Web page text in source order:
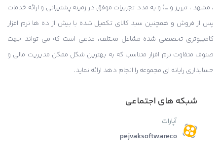
، مشهد ، تبریز و …) و به مدد تجربیات موفق در زمینه پشتیبانی و ارائه خدمات
پس از فروش و همچنین سبد کالای تکمیل شده با بیش از ده ها نرم افزار
کامپیوتری تخصصی شده مشاغل مختلف، مدعی است که می تواند جهت
صنوف متفاوت نرم افزار متناسب که به بهترین شکل ممکن مدیریت مالی و
حسابداری رایانه ای مجموعه را انجام دهد ارائه نماید.
شبکه های اجتماعی
آپارات
pejvaksoftwareco